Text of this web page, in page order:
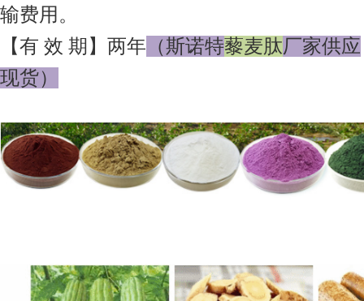
输费用。
【有 效 期】两年 （斯诺特藜麦肽厂家供应
现货）